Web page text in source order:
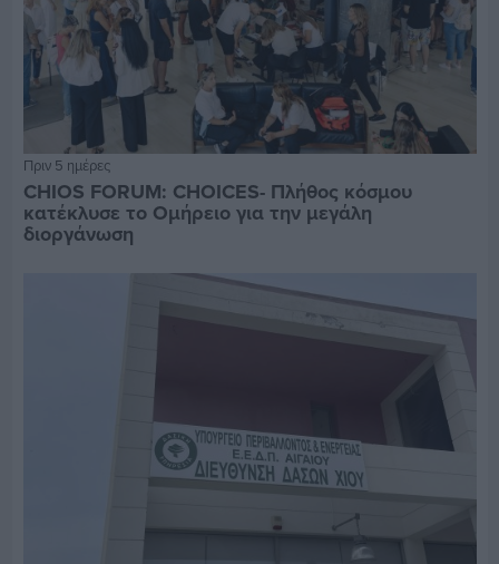
Πριν 5 ημέρες
CHIOS FORUM: CHOICES- Πλήθος κόσμου
κατέκλυσε το Ομήρειο για την μεγάλη
διοργάνωση